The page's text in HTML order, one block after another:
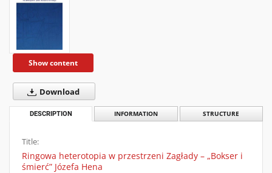
Show content
Download
DESCRIPTION INFORMATION STRUCTURE
Title:
Ringowa heterotopia w przestrzeni Zagłady – „Bokser i
śmierć” Józefa Hena